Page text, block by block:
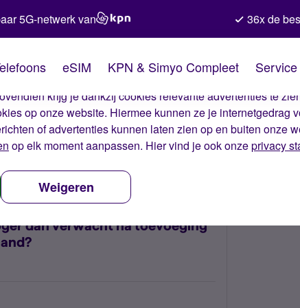
Simyo
website. Met deze cookies zorgen wij ervoor dat je
krijg je dankzij cookies relevante advertenties te
op onze website. Hiermee kunnen ze je internetgedrag
of advertenties kunnen laten zien op en buiten onze
op elk moment aanpassen. Hier vind je ook onzeprivacy
Weigeren
5G-netwerk van 36x de
eSIM KPN & Simyo Compleet Service
Start
hoger dan verwacht na toevoeging van een
dan verwacht na toevoeging